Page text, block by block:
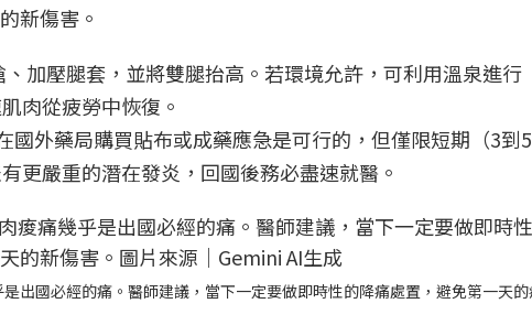
新傷害。
、加壓腿套，並將雙腿抬高。若環境允許，可利用溫泉進行
肉從疲勞中恢復。
國外藥局購買貼布或成藥應急是可行的，但僅限短期（3到
更嚴重的潛在發炎，回國後務必盡速就醫。
出國必經的痛。醫師建議，當下一定要做即時性的降痛處置，避免第一天